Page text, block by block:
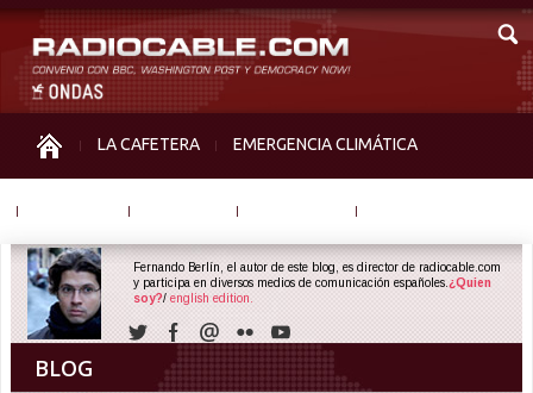
LA CAFETERA EMERGENCIA CLIMÁTICA
BLOG
Fernando Berlín, el autor de este blog, es director de radiocable.com
y participa en diversos medios de comunicación españoles. ¿Quien
soy?/ english edition.